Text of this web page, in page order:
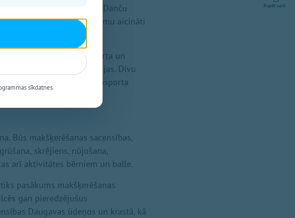
vasaras vakara danči! Danču
par mūziku. Uz pasākumu aicināti
2026" – daudzveidīgs sporta un
skatītājus no visas Latvijas. Divu
spēka disciplīnas, motosporta
Būs makšķerēšanas sacensības,
skrējiens, nūjošana,
arī aktivitātes bērniem un balle.
pasākums makšķerēšanas
gan pieredzējušus
Daugavas ūdeņos un krastā, kā
Kopēt saiti
sīkdatnes.